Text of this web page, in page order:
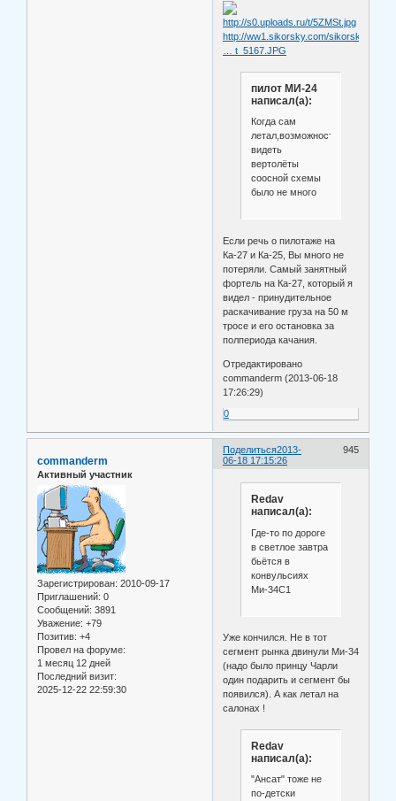
http://ww1.sikorsky.com/
… t_5167.JPG
пилот МИ-24
написал(а):
Когда сам
летал,возможностей
видеть
вертолёты
соосной схемы
было не много
Если речь о пилотаже на
Ка-27 и Ка-25, Вы много не
потеряли. Самый занятный
фортель на Ка-27, который я
видел - принудительное
раскачивание груза на 50 м
тросе и его остановка за
полпериода качания.
Отредактировано
commanderm (2013-06-18
17:26:29)
0
Поделиться 945
2013-
06-18 17:15:26
commanderm
Активный участник
Зарегистрирован: 2010-09-17
Приглашений: 0
Сообщений: 3891
Уважение: +79
Позитив: +4
Провел на форуме:
1 месяц 12 дней
Последний визит:
2025-12-22 22:59:30
Redav
написал(а):
Где-то по дороге
в светлое завтра
бьётся в
конвульсиях
Ми-34С1
Уже кончился. Не в тот
сегмент рынка двинули Ми-34
(надо было принцу Чарли
один подарить и сегмент бы
появился). А как летал на
салонах !
Redav
написал(а):
"Ансат" тоже не
по-детски